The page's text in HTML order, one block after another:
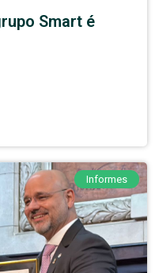
Smart é
Informes